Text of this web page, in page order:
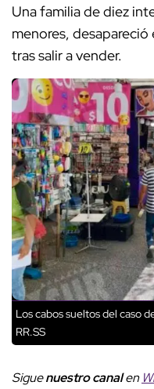
Una familia de diez
menores,
tras salir a vender.
Los cabos sueltos del caso
RR.SS
Siguenuestro canalen